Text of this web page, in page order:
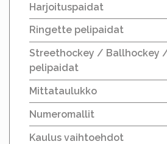
Harjoituspaidat
Ringette pelipaidat
Streethockey / Ballhockey
pelipaidat
Mittataulukko
Numeromallit
Kaulus vaihtoehdot